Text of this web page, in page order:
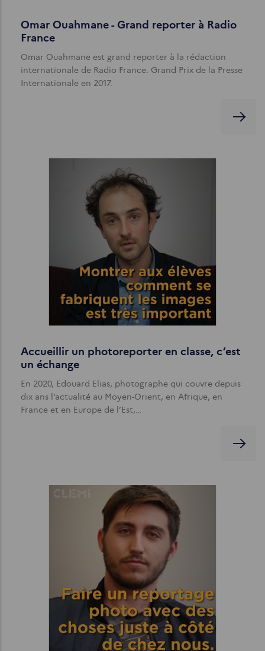
Omar Ouahmane - Grand reporter à Radio
France
Omar Ouahmane est grand reporter à la rédaction
internationale de Radio France. Grand Prix de la Presse
Internationale en 2017.
Accueillir un photoreporter en classe, c’est
un échange
En 2020, Edouard Elias, photographe qui couvre depuis
dix ans l’actualité au Moyen-Orient, en Afrique, en
France et en Europe de l’Est,…